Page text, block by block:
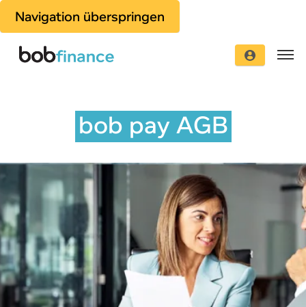
Navigation überspringen
bob pay AGB